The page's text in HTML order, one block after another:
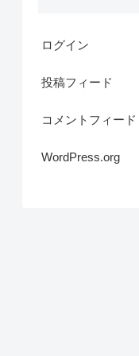
ログイン
投稿フィード
コメントフィード
WordPress.org